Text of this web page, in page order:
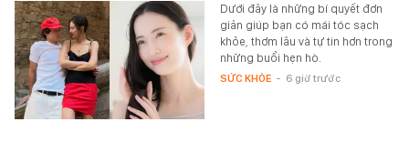
Dưới đây là những bí quyết đơn
giản giúp bạn có mái tóc sạch
khỏe, thơm lâu và tự tin hơn trong
những buổi hẹn hò.
SỨC KHỎE - 6 giờ trước